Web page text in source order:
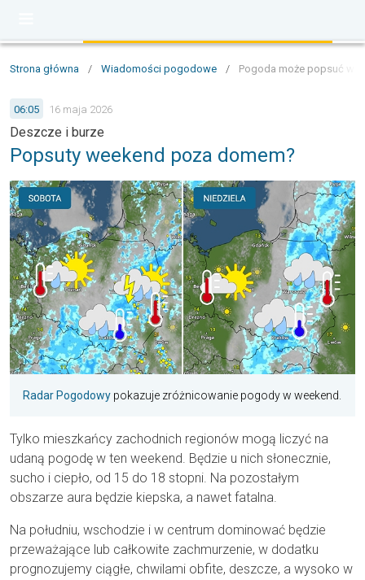
Strona główna / Wiadomości pogodowe / Pogoda może popsuć
06:05 16 maja 2026
Deszcze i burze
Popsuty weekend poza domem?
Radar Pogodowy pokazuje zróżnicowanie pogody w weekend.
Tylko mieszkańcy zachodnich regionów mogą liczyć na
udaną pogodę w ten weekend. Będzie u nich słonecznie,
sucho i ciepło, od 15 do 18 stopni. Na pozostałym
obszarze aura będzie kiepska, a nawet fatalna.
Na południu, wschodzie i w centrum dominować będzie
przeważające lub całkowite zachmurzenie, w dodatku
prognozujemy ciągłe, chwilami obfite, deszcze, a wysoko w